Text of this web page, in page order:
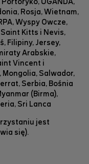
UGANDA,
Rosja, Wietnam,
Wyspy Owcze,
Kitts i Nevis,
Filipiny, Jersey,
Arabskie,
Vincent i
Mongolia, Salwador,
Serbia, Bośnia
(Birma),
Sri Lanca
jest
się).